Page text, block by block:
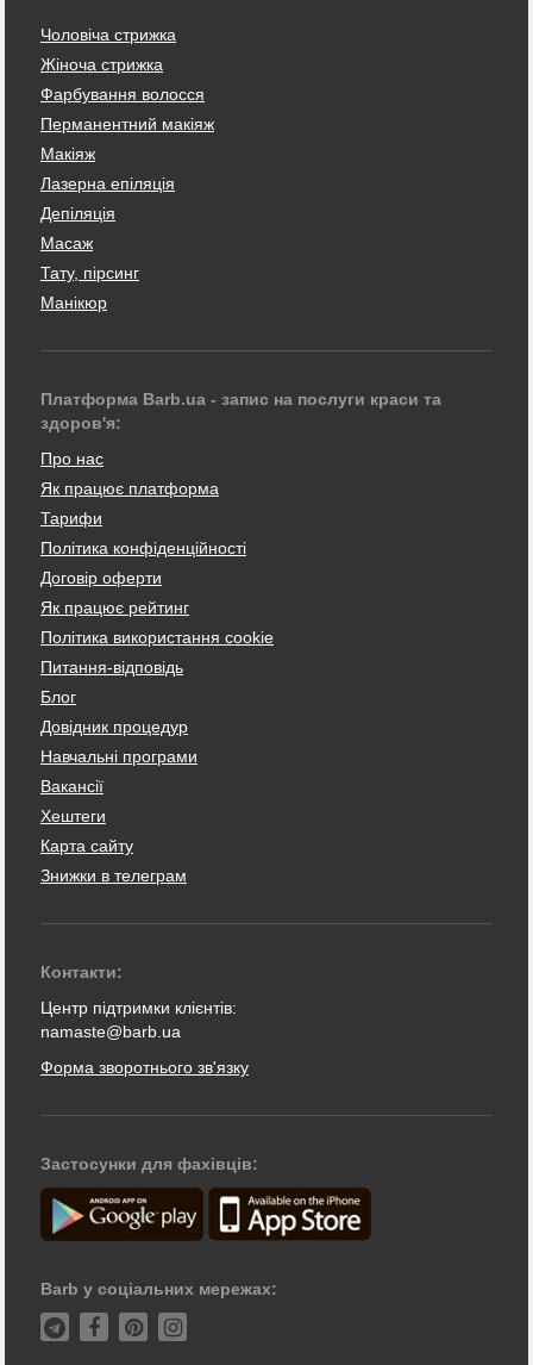
Чоловіча стрижка
Жіноча стрижка
Фарбування волосся
Перманентний макіяж
Макіяж
Лазерна епіляція
Депіляція
Масаж
Тату, пірсинг
Манікюр
Платформа Barb.ua - запис на послуги краси та
здоров'я:
Про нас
Як працює платформа
Тарифи
Політика конфіденційності
Договір оферти
Як працює рейтинг
Політика використання cookie
Питання-відповідь
Блог
Довідник процедур
Навчальні програми
Вакансії
Хештеги
Карта сайту
Знижки в телеграм
Контакти:
Центр підтримки клієнтів:
namaste@barb.ua
Форма зворотнього зв'язку
Застосунки для фахівців:
Barb у соціальних мережах: